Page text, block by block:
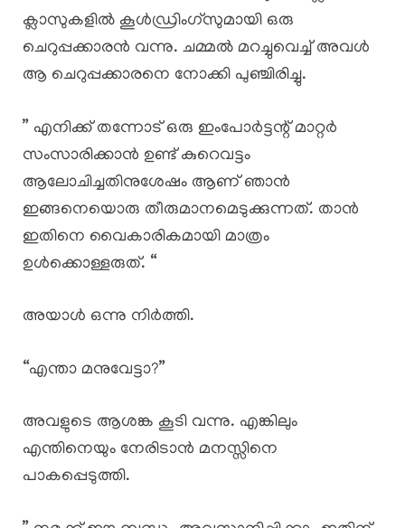
ക്ലാസുകളിൽ കൂൾഡ്രിംഗ്സുമായി ഒരു
ചെറുപ്പക്കാരൻ വന്നു. ചമ്മൽ മറച്ചുവെച്ച് അവൾ
ആ ചെറുപ്പക്കാരനെ നോക്കി പുഞ്ചിരിച്ചു.
” എനിക്ക് തന്നോട് ഒരു ഇംപോർട്ടന്റ് മാറ്റർ
സംസാരിക്കാൻ ഉണ്ട് കുറെവട്ടം
ആലോചിച്ചതിനുശേഷം ആണ് ഞാൻ
ഇങ്ങനെയൊരു തീരുമാനമെടുക്കുന്നത്. താൻ
ഇതിനെ വൈകാരികമായി മാത്രം
ഉൾക്കൊള്ളരുത്. “
അയാൾ ഒന്നു നിർത്തി.
“എന്താ മനുവേട്ടാ?”
അവളുടെ ആശങ്ക കൂടി വന്നു. എങ്കിലും
എന്തിനെയും നേരിടാൻ മനസ്സിനെ
പാകപ്പെടുത്തി.